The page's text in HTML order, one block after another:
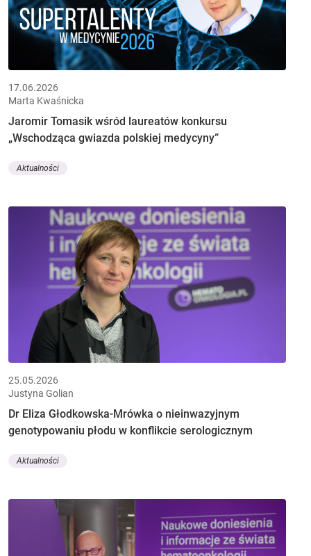
17.06.2026
Marta Kwaśnicka
Jaromir Tomasik wśród laureatów konkursu
„Wschodząca gwiazda polskiej medycyny”
Aktualności
25.05.2026
Justyna Golian
Dr Eliza Głodkowska-Mrówka o nieinwazyjnym
genotypowaniu płodu w konflikcie serologicznym
Aktualności